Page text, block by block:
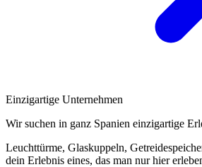
Einzigartige Unternehmen
Wir suchen in ganz Spanien einzigartige
Leuchttürme, Glaskuppeln,
dein Erlebnis eines, das man nur hier